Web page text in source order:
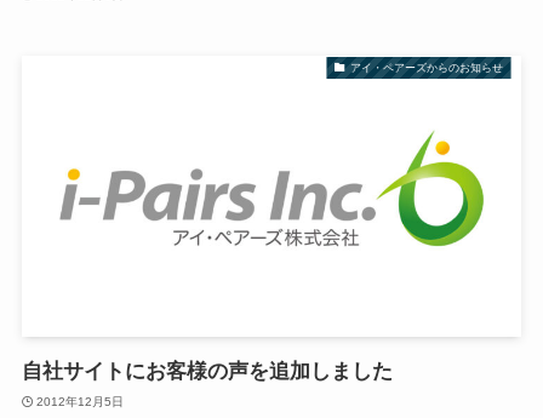
アイ・ペアーズからのお知らせ
自社サイトにお客様の声を追加しました
2012年12月5日